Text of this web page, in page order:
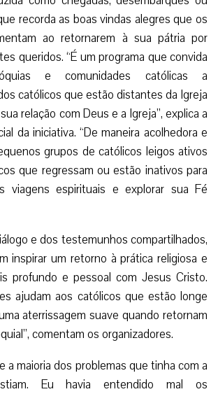
recorda as boas vindas alegres que os
ao retornarem à sua pátria por
queridos. “É um programa que convida
e comunidades católicas a
católicos que estão distantes da Igreja
relação com Deus e a Igreja”, explica a
da iniciativa. “De maneira acolhedora e
grupos de católicos leigos ativos
que regressam ou estão inativos para
viagens espirituais e explorar sua Fé
e dos testemunhos compartilhados,
inspirar um retorno à prática religiosa e
profundo e pessoal com Jesus Cristo.
ajudam aos católicos que estão longe
aterrissagem suave quando retornam
comentam os organizadores.
a maioria dos problemas que tinha com a
Eu havia entendido mal os